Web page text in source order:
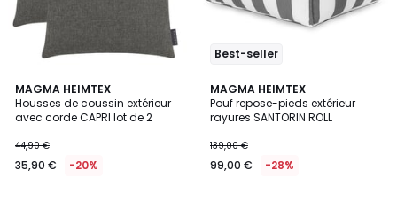
MAGMA HEIMTEX
Housses de coussin extérieur
avec corde CAPRI lot de 2
€
au
44,90 €
35,90 € -20%
5
Couleurs
Best-seller
MAGMA HEIMTEX
Pouf repose-pieds extérieur
rayures SANTORIN ROLL
139,00 €
99,00 € -28%
5
Couleurs